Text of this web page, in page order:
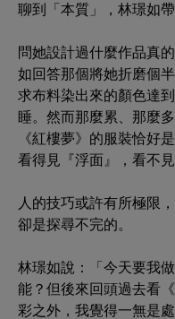
聊到「本質」，林璟如
問她設計過什麼作品真
如回答那個將她折磨個
求布料染出來的顏色達
睡。然而那麼累、那麼
《紅樓夢》的服裝恰好
看得見『浮面』，看不見
人的技巧或許有所極限
卻是探尋不完的。
林璟如說：「今天要我
能？但後來回頭過去看
彩之外，我覺得一無是